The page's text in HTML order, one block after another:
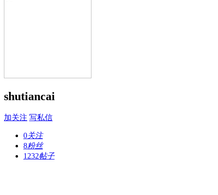
shutiancai
加关注 写私信
0关注
8粉丝
1232帖子